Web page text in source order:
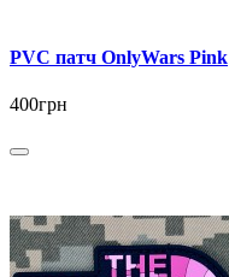
PVC патч OnlyWars Pink
400грн